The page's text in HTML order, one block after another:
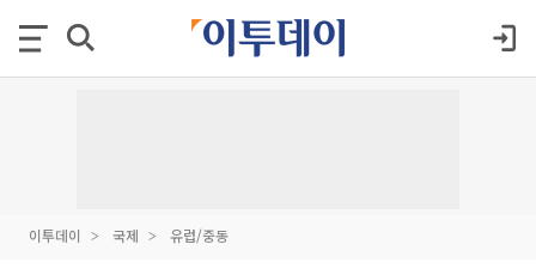
이투데이 국제 유럽/중동